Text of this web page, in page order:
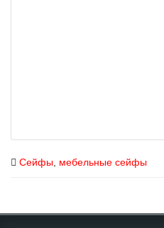
Сейфы мебельные сейфы